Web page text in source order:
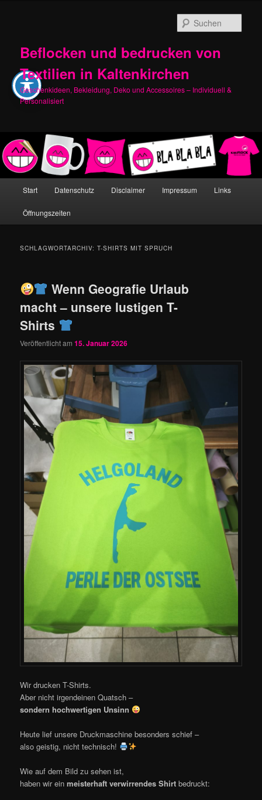
Beflocken und bedrucken von
Textilien in Kaltenkirchen
Geschenkideen, Bekleidung, Deko und Accessoires – Individuell &
Personalisiert
Start Datenschutz Disclaimer Impressum Links
Öffnungszeiten
SCHLAGWORTARCHIV:T-SHIRTS MIT SPRUCH
Wenn Geografie Urlaub
macht – unsere lustigen T-
Shirts
Veröffentlicht am15. Januar 2026
Wir drucken T-Shirts.
Aber nicht irgendeinen Quatsch –
sondern hochwertigen Unsinn
Heute lief unsere Druckmaschine besonders schief –
also geistig, nicht technisch!
Wie auf dem Bild zu sehen ist,
haben wir einmeisterhaft verwirrendes Shirt bedruckt: